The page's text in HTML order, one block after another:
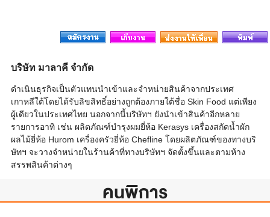
บริษัท มาลาคี จำกัด
ดำเนินธุรกิจเป็นตัวแทนนำเข้าและจำหน่ายสินค้าจากประเทศ
เกาหลีใต้โดยได้รับลิขสิทธิ์อย่างถูกต้องภายใต้ชื่อ Skin Food แต่เพียง
ผู้เดียวในประเทศไทย นอกจากนี้บริษัทฯ ยังนำเข้าสินค้าอีกหลาย
รายการอาทิ เช่น ผลิตภัณฑ์บำรุงผมยี่ห้อ Kerasys เครื่องสกัดน้ำผัก
ผลไม้ยี่ห้อ Hurom เครื่องครัวยี่ห้อ Chefline โดยผลิตภัณฑ์ของทางบริ
ษัทฯ จะวางจำหน่ายในร้านค้าที่ทางบริษัทฯ จัดตั้งขึ้นและตามห้าง
สรรพสินค้าต่างๆ
คนพิการ